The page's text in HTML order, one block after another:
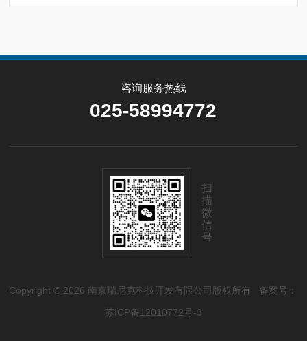
咨询服务热线
025-58994772
扫
描
微
信
号
Copyright © 2026 南京瑞尼克科技开发有限公司版权所有 备案号：
苏ICP备12010772号-3